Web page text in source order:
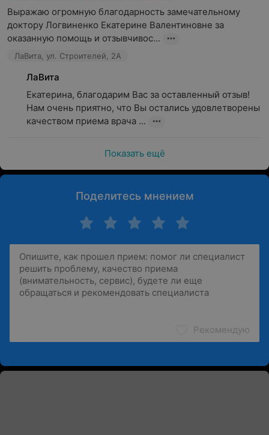
Выражаю огромную благодарность замечательному
доктору Логвиненко Екатерине Валентиновне за
оказанную помощь и отзывчивос...
ЛаВита, ул. Строителей, 2А
ЛаВита
Екатерина, благодарим Вас за оставленный отзыв!
Нам очень приятно, что Вы остались удовлетворены
качеством приема врача ...
Показать ещё
Поделитесь мнением
Рекомендую